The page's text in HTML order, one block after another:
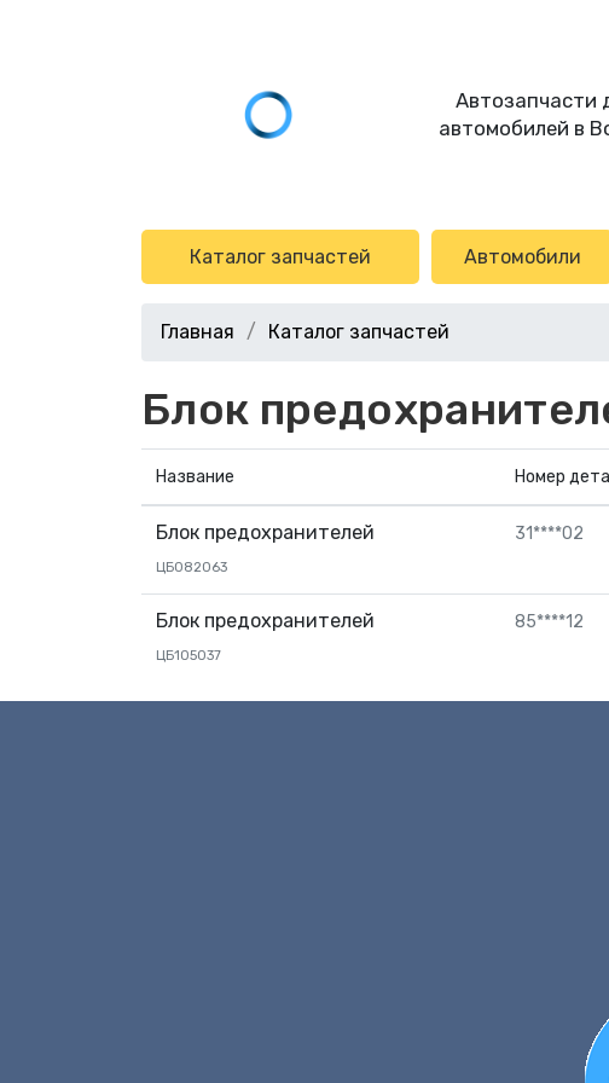
Автозапчасти
автомобилей в
Каталог запчастей Автомобили
Главная Каталог запчастей
Блок
Название Номер
Блок предохранителей
ЦБ082063
31****02
Блок предохранителей
ЦБ105037
85****12